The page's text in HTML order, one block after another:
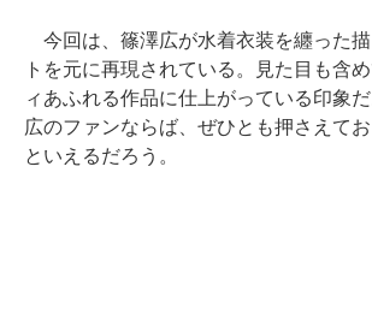
今回は、篠澤広が水着衣装を纏った
トを元に再現されている。見た目も含
ィあふれる作品に仕上がっている印象
広のファンならば、ぜひとも押さえて
といえるだろう。